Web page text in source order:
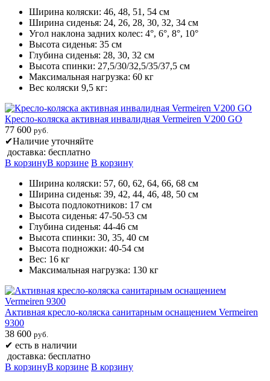
Ширина коляски: 46, 48, 51, 54 см
Ширина сиденья: 24, 26, 28, 30, 32, 34 см
Угол наклона задних колес: 4°, 6°, 8°, 10°
Высота сиденья: 35 см
Глубина сиденья: 28, 30, 32 см
Высота спинки: 27,5/30/32,5/35/37,5 см
Максимальная нагрузка: 60 кг
Вес коляски 9,5 кг:
Кресло-коляска активная инвалидная Vermeiren V200 GO
77 600 руб.
✔Наличие уточняйте
доставка: бесплатно
В корзинуВ корзине В корзину
Ширина коляски: 57, 60, 62, 64, 66, 68 см
Ширина сиденья: 39, 42, 44, 46, 48, 50 см
Высота подлокотников: 17 см
Высота сиденья: 47-50-53 см
Глубина сиденья: 44-46 см
Высота спинки: 30, 35, 40 см
Высота подножки: 40-54 см
Вес: 16 кг
Максимальная нагрузка: 130 кг
Активная кресло-коляска санитарным оснащением Vermeiren
9300
38 600 руб.
✔ есть в наличии
доставка: бесплатно
В корзинуВ корзине В корзину